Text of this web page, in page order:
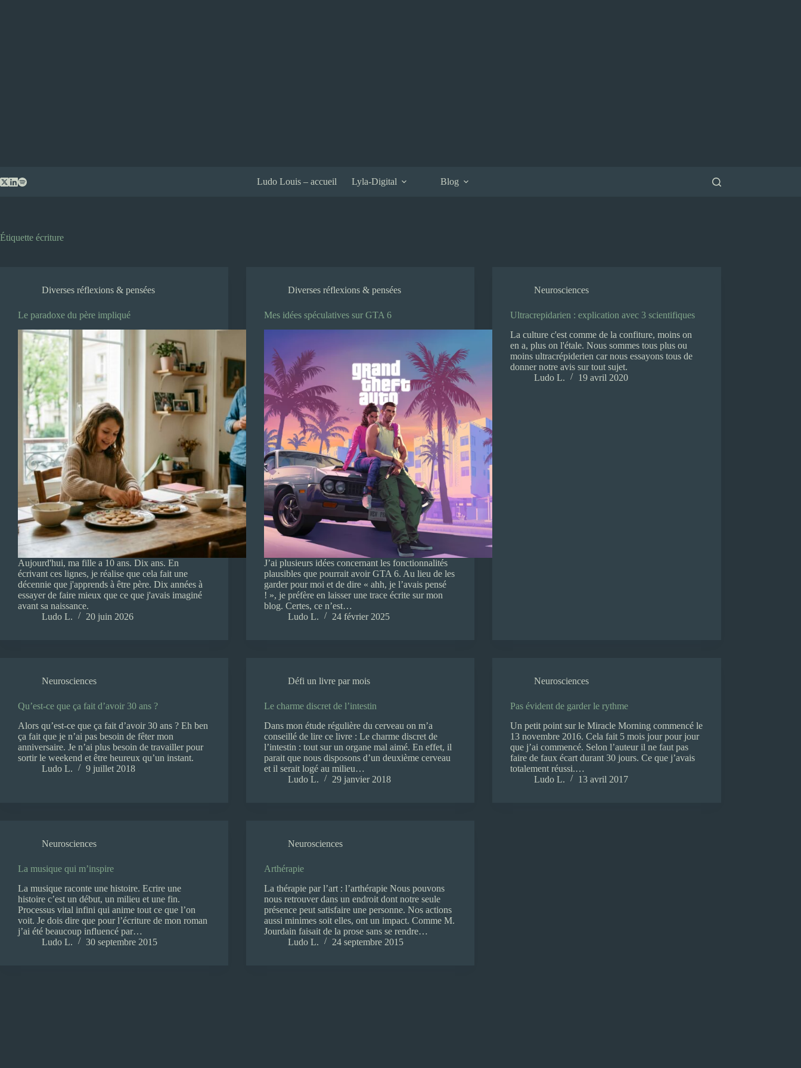
au
Ludo Louis – accueil Lyla-Digital Blog
Étiquette écriture
Diverses réflexions & pensées
Le paradoxe du père impliqué
Aujourd'hui, ma fille a 10 ans. Dix ans. En
écrivant ces lignes, je réalise que cela fait une
décennie que j'apprends à être père. Dix années à
essayer de faire mieux que ce que j'avais imaginé
avant sa naissance.
Ludo L.
20 juin 2026
Diverses réflexions & pensées
Mes idées spéculatives sur GTA 6
J’ai plusieurs idées concernant les fonctionnalités
plausibles que pourrait avoir GTA 6. Au lieu de les
garder pour moi et de dire « ahh, je l’avais pensé
! », je préfère en laisser une trace écrite sur mon
blog. Certes, ce n’est…
Ludo L.
24 février 2025
Neurosciences
Ultracrepidarien : explication avec 3 scientifiques
La culture c'est comme de la confiture, moins on
en a, plus on l'étale. Nous sommes tous plus ou
moins ultracrépiderien car nous essayons tous de
donner notre avis sur tout sujet.
Ludo L.
19 avril 2020
Neurosciences
Qu’est-ce que ça fait d’avoir 30 ans ?
Alors qu’est-ce que ça fait d’avoir 30 ans ? Eh ben
ça fait que je n’ai pas besoin de fêter mon
anniversaire. Je n’ai plus besoin de travailler pour
sortir le weekend et être heureux qu’un instant.
Ludo L.
9 juillet 2018
Défi un livre par mois
Le charme discret de l’intestin
Dans mon étude régulière du cerveau on m’a
conseillé de lire ce livre : Le charme discret de
l’intestin : tout sur un organe mal aimé. En effet, il
parait que nous disposons d’un deuxième cerveau
et il serait logé au milieu…
Ludo L.
29 janvier 2018
Neurosciences
Pas évident de garder le rythme
Un petit point sur le Miracle Morning commencé le
13 novembre 2016. Cela fait 5 mois jour pour jour
que j’ai commencé. Selon l’auteur il ne faut pas
faire de faux écart durant 30 jours. Ce que j’avais
totalement réussi.…
Ludo L.
13 avril 2017
Neurosciences
La musique qui m’inspire
La musique raconte une histoire. Ecrire une
histoire c’est un début, un milieu et une fin.
Processus vital infini qui anime tout ce que l’on
voit. Je dois dire que pour l’écriture de mon roman
j’ai été beaucoup influencé par…
Ludo L.
30 septembre 2015
Neurosciences
Arthérapie
La thérapie par l’art : l’arthérapie Nous pouvons
nous retrouver dans un endroit dont notre seule
présence peut satisfaire une personne. Nos actions
aussi minimes soit elles, ont un impact. Comme M.
Jourdain faisait de la prose sans se rendre…
Ludo L.
24 septembre 2015